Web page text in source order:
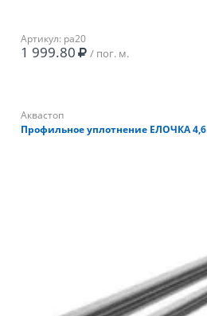
Артикул: pa20
1 999.80 / пог. м.
Аквастоп
Профильное уплотнение ЕЛОЧКА 4,6